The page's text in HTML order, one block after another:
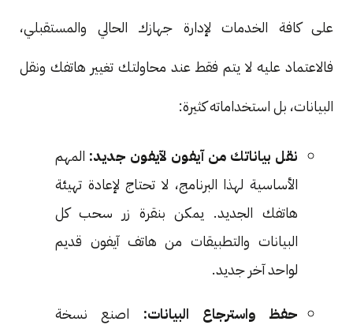
على كافة الخدمات لإدارة جهازك الحالي والمستقبلي،
فالاعتماد عليه لا يتم فقط عند محاولتك تغيير هاتفك ونقل
البيانات، بل استخداماته كثيرة:
نقل بياناتك من آيفون لآيفون جديد: المهم
الأساسية لهذا البرنامج، لا تحتاج لإعادة تهيئة
هاتفك الجديد. يمكن بنقرة زر سحب كل
البيانات والتطبيقات من هاتف آيفون قديم
لواحد آخر جديد.
حفظ واسترجاع البيانات: اصنع نسخة